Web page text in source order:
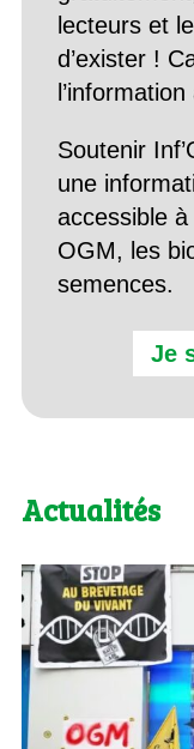
lecteurs et
d’exister !
Soutenir
une
accessible
OGM, les
semences.
Je
Actualités